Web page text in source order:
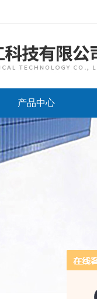
产品中心